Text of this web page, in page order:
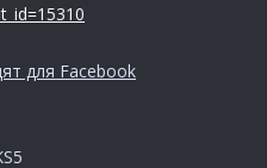
для Facebook